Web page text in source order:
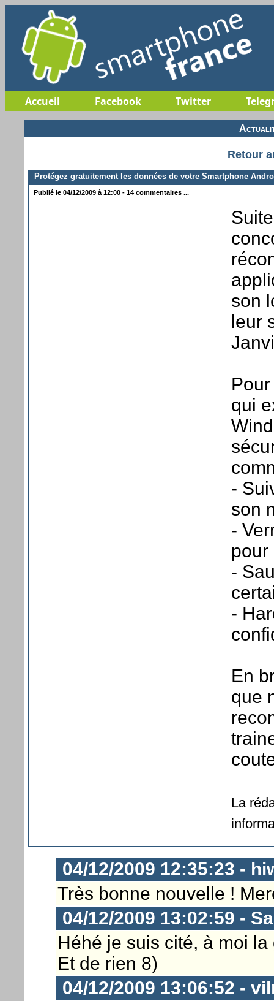
Accueil Facebook Twitter
Retour
Protégez gratuitement les données de votre Smartphone
Publié le 04/12/2009 à 12:00 - 14 commentaires ...
son
leur
qui
-
son
-
pour
-
-
En
que
La
04/12/2009 12:35:23 -
Très bonne nouvelle !
04/12/2009 13:02:59 -
Héhé je suis cité, à moi
Et de rien 8)
04/12/2009 13:06:52 -